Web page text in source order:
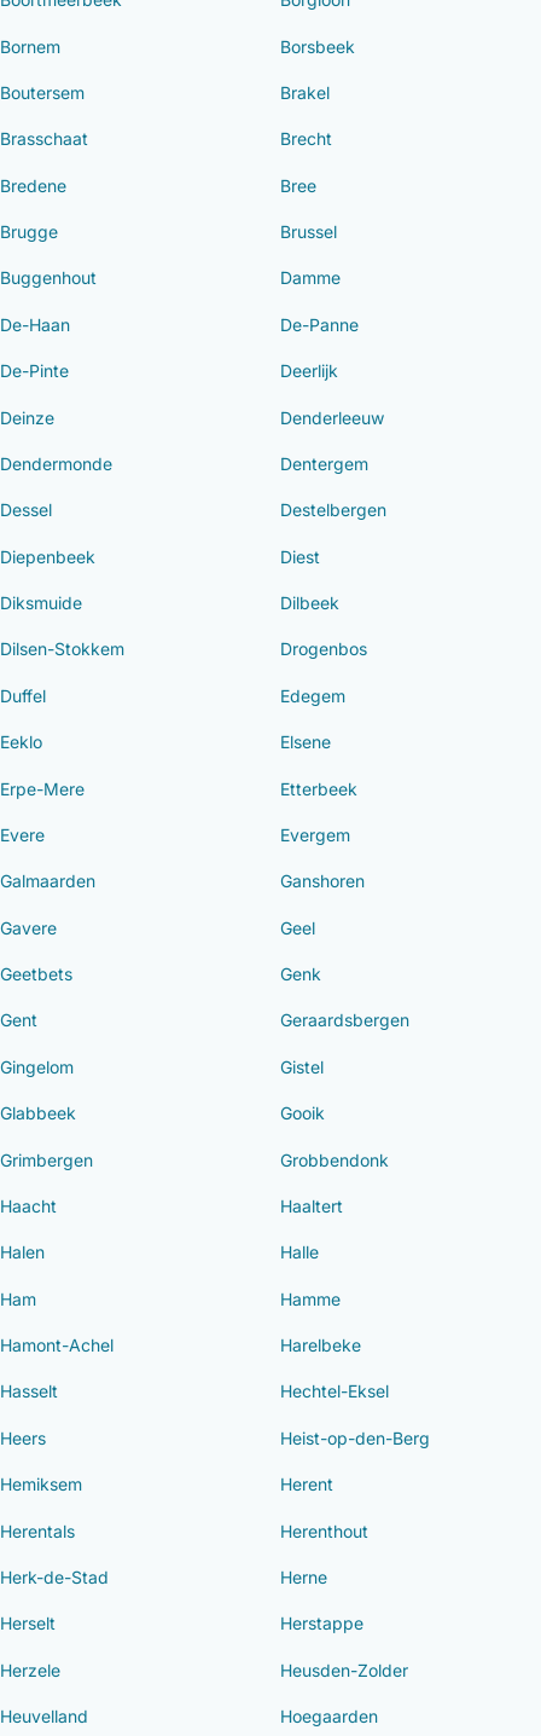
Bornem Borsbeek
Boutersem Brakel
Brasschaat Brecht
Bredene Bree
Brugge Brussel
Buggenhout Damme
De-Haan De-Panne
De-Pinte Deerlijk
Deinze Denderleeuw
Dendermonde Dentergem
Dessel Destelbergen
Diepenbeek Diest
Diksmuide Dilbeek
Dilsen-Stokkem Drogenbos
Duffel Edegem
Eeklo Elsene
Erpe-Mere Etterbeek
Evere Evergem
Galmaarden Ganshoren
Gavere Geel
Geetbets Genk
Gent Geraardsbergen
Gingelom Gistel
Glabbeek Gooik
Grimbergen Grobbendonk
Haacht Haaltert
Halen Halle
Ham Hamme
Hamont-Achel Harelbeke
Hasselt Hechtel-Eksel
Heers Heist-op-den-Berg
Hemiksem Herent
Herentals Herenthout
Herk-de-Stad Herne
Herselt Herstappe
Herzele Heusden-Zolder
Heuvelland Hoegaarden